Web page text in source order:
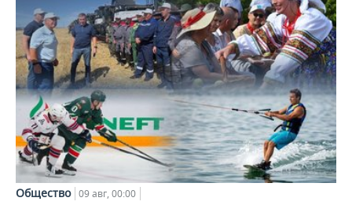
Общество 09 авг, 00:00